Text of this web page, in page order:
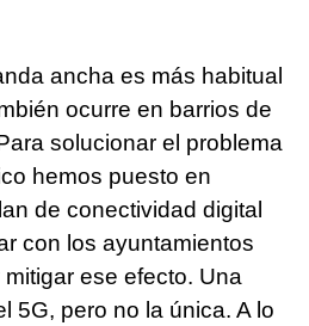
ancha es más habitual
ocurre en barrios de
solucionar el problema
hemos puesto en
de conectividad digital
con los ayuntamientos
ese efecto. Una
5G, pero no la única. A lo